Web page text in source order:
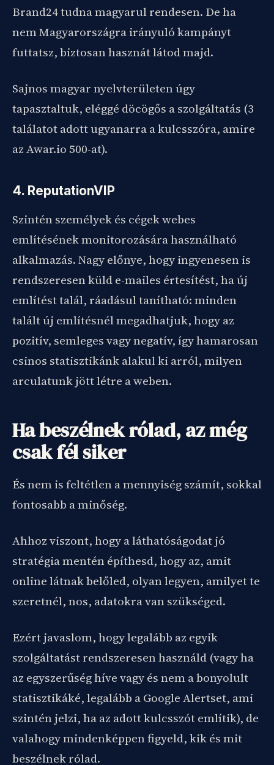
Brand24 tudna magyarul rendesen. De ha
nem Magyarországra irányuló kampányt
futtatsz, biztosan hasznát látod majd.
Sajnos magyar nyelvterületen úgy
tapasztaltuk, eléggé döcögős a szolgáltatás (3
találatot adott ugyanarra a kulcsszóra, amire
az Awar.io 500-at).
4. ReputationVIP
Szintén személyek és cégek webes
említésének monitorozására használható
alkalmazás. Nagy előnye, hogy ingyenesen is
rendszeresen küld e-mailes értesítést, ha új
említést talál, ráadásul tanítható: minden
talált új említésnél megadhatjuk, hogy az
pozitív, semleges vagy negatív, így hamarosan
csinos statisztikánk alakul ki arról, milyen
arculatunk jött létre a weben.
Ha beszélnek rólad, az még
csak fél siker
És nem is feltétlen a mennyiség számít, sokkal
fontosabb a minőség.
Ahhoz viszont, hogy a láthatóságodat jó
stratégia mentén építhesd, hogy az, amit
online látnak belőled, olyan legyen, amilyet te
szeretnél, nos, adatokra van szükséged.
Ezért javaslom, hogy legalább az egyik
szolgáltatást rendszeresen használd (vagy ha
az egyszerűség híve vagy és nem a bonyolult
statisztikáké, legalább a Google Alertset, ami
szintén jelzi, ha az adott kulcsszót említik), de
valahogy mindenképpen figyeld, kik és mit
beszélnek rólad.